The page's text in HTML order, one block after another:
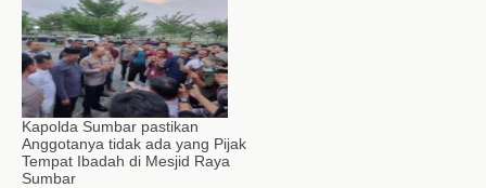
Kapolda Sumbar pastikan
Anggotanya tidak ada yang Pijak
Tempat Ibadah di Mesjid Raya
Sumbar